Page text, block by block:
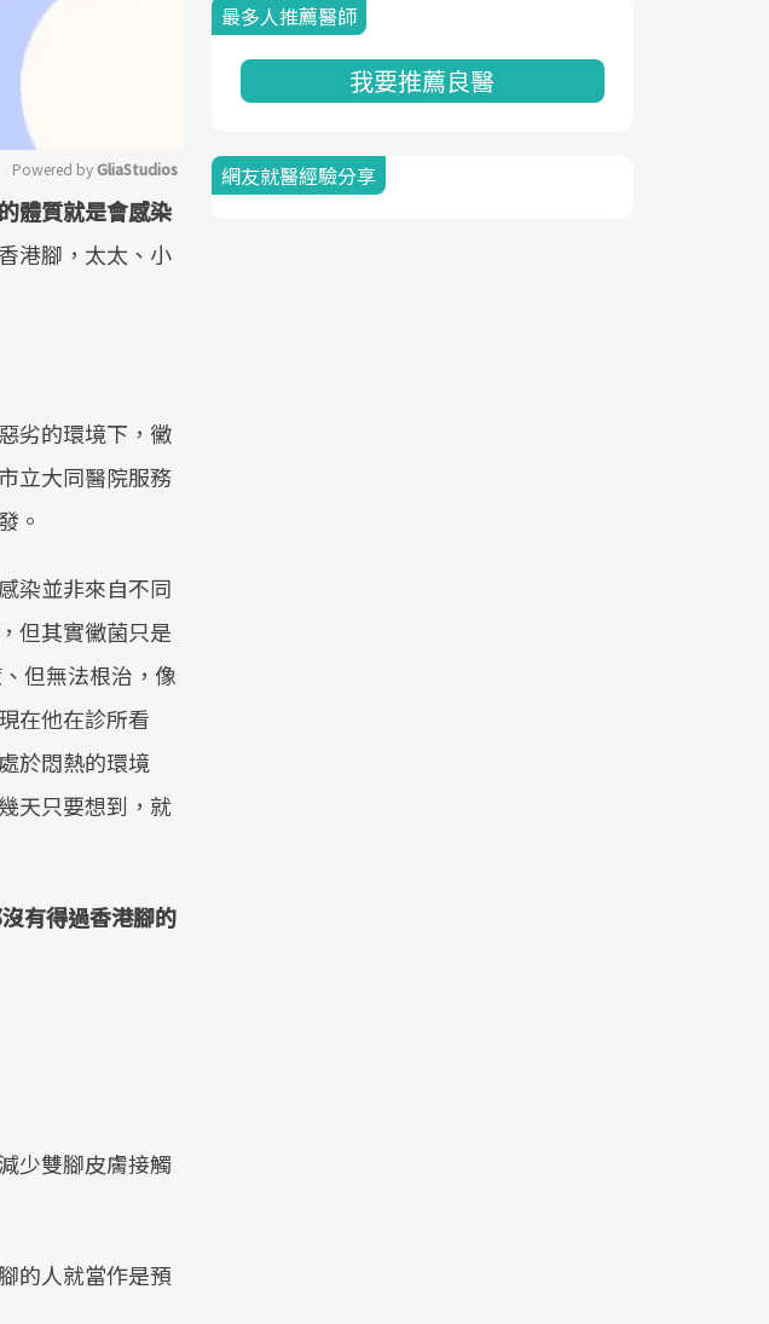
Mute
Powered by GliaStudios
體質就是會感染
港腳，太太、小
劣的環境下，黴
立大同醫院服務
。
染並非來自不同
但其實黴菌只是
但無法根治，像
在他在診所看
於悶熱的環境
天只要想到，就
有得過香港腳的
少雙腳皮膚接觸
的人就當作是預
最多人推薦醫師
我要推薦良醫
網友就醫經驗分享